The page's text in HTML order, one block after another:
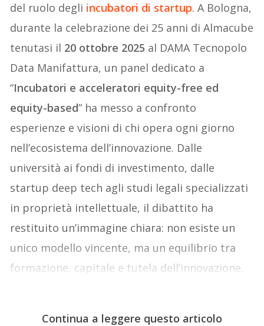
del ruolo degli incubatori di startup. A Bologna,
durante la celebrazione dei 25 anni di Almacube
tenutasi il 20 ottobre 2025 al DAMA Tecnopolo
Data Manifattura, un panel dedicato a
“Incubatori e acceleratori equity-free ed
equity-based” ha messo a confronto
esperienze e visioni di chi opera ogni giorno
nell’ecosistema dell’innovazione. Dalle
università ai fondi di investimento, dalle
startup deep tech agli studi legali specializzati
in proprietà intellettuale, il dibattito ha
restituito un’immagine chiara: non esiste un
unico modello vincente, ma un equilibrio tra
formazione, capitale e tutela dell’innovazione.
Continua a leggere questo articolo